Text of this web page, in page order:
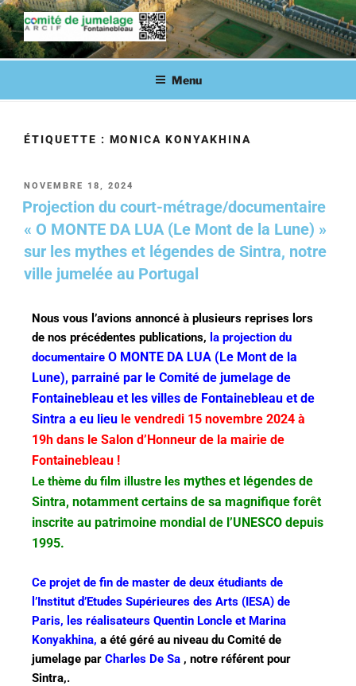
COMITÉ DE JUMELAGE DE
FONTAINEBLEAU
Fontainebleau en lien avec ses villes jumelées
Menu
ÉTIQUETTE : MONICA KONYAKHINA
NOVEMBRE 18, 2024
Projection du court-métrage/documentaire
« O MONTE DA LUA (Le Mont de la Lune) »
sur les mythes et légendes de Sintra, notre
ville jumelée au Portugal
Nous vous l’avions annoncé à plusieurs reprises lors
de nos précédentes publications, la projection du
documentaire O MONTE DA LUA (Le Mont de la
Lune), parrainé par le Comité de jumelage de
Fontainebleau et les villes de Fontainebleau et de
Sintra a eu lieu le vendredi 15 novembre 2024 à
19h dans le Salon d’Honneur de la mairie de
Fontainebleau !
Le thème du film illustre les mythes et légendes de
Sintra, notamment certains de sa magnifique forêt
inscrite au patrimoine mondial de l’UNESCO depuis
1995.
Ce projet de fin de master de deux étudiants de
l’Institut d’Etudes Supérieures des Arts (IESA) de
Paris, les réalisateurs Quentin Loncle et Marina
Konyakhina, a été géré au niveau du Comité de
jumelage par Charles De Sa , notre référent pour
Sintra,.